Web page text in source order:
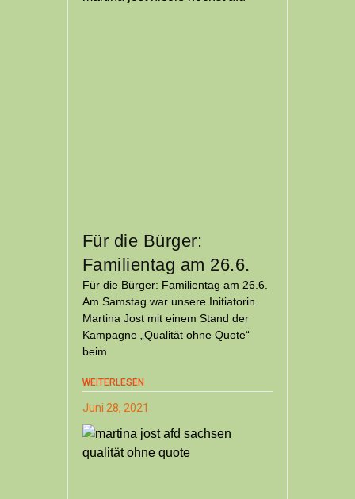
Für die Bürger:
Familientag am 26.6.
Für die Bürger: Familientag am 26.6.
Am Samstag war unsere Initiatorin
Martina Jost mit einem Stand der
Kampagne „Qualität ohne Quote“
beim
WEITERLESEN
Juni 28, 2021